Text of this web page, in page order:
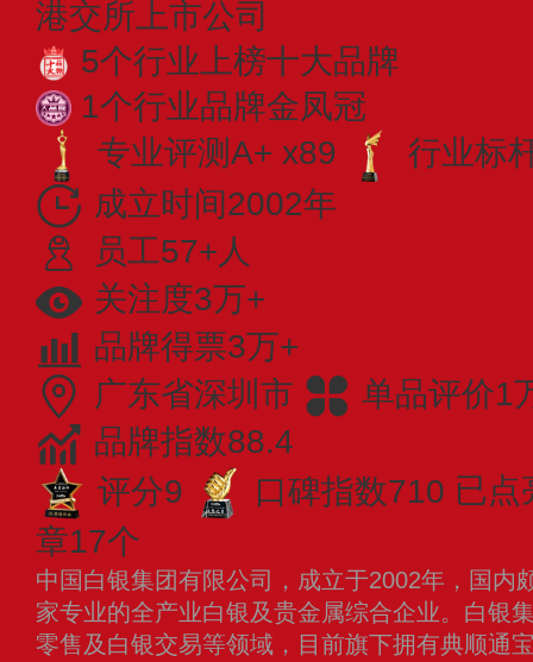
港交所上市公司
5个行业上榜十大品牌
1个行业品牌金凤冠
专业评测A+ x89
行业标
成立时间2002年
员工57+人
关注度3万+
品牌得票3万+
广东省深圳市
单品评价1
品牌指数88.4
评分9
口碑指数710 已点
章17个
中国白银集团有限公司，成立于2002年，国内
家专业的全产业白银及贵金属综合企业。白银
零售及白银交易等领域，目前旗下拥有典顺通